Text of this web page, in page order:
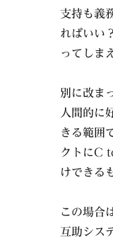
支持も義
ればいい
ってしま
別に改ま
人間的に
きる範囲
クトにC
けできる
この場合
互助シス